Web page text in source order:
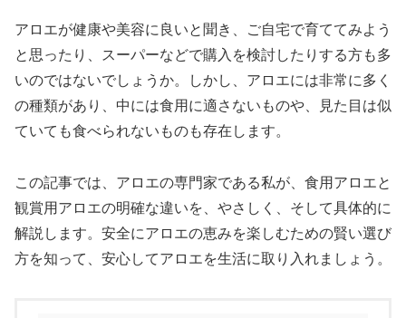
アロエが健康や美容に良いと聞き、ご自宅で育ててみよう
と思ったり、スーパーなどで購入を検討したりする方も多
いのではないでしょうか。しかし、アロエには非常に多く
の種類があり、中には食用に適さないものや、見た目は似
ていても食べられないものも存在します。
この記事では、アロエの専門家である私が、食用アロエと
観賞用アロエの明確な違いを、やさしく、そして具体的に
解説します。安全にアロエの恵みを楽しむための賢い選び
方を知って、安心してアロエを生活に取り入れましょう。